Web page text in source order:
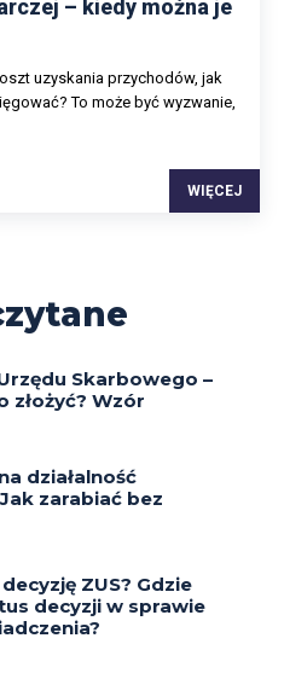
– kiedy można je
uzyskania przychodów, jak
To może być wyzwanie,
WIĘCEJ
Skarbowego –
złożyć? Wzór
działalność
zarabiać bez
ZUS? Gdzie
decyzji w sprawie